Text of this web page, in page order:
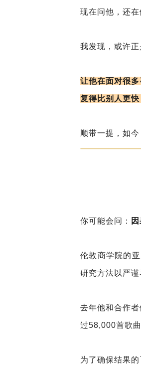
现在问他，还
我发现，或许
让他在面对很
复得比别人更快
顺带一提，如
你可能会问：
伦敦商学院的
研究方法以严谨
去年他和合作
过58,000首歌
为了确保结果